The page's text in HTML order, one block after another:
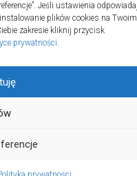
Jeśli ustawienia
plików cookies na Twoim
zakresie kliknij przycisk
prywatności.